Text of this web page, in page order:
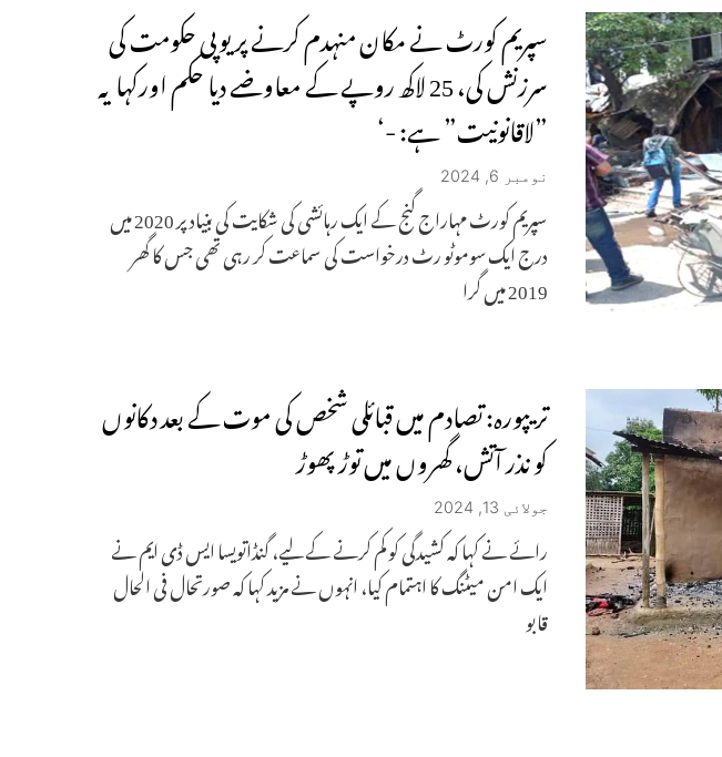
سپریم کورٹ نے مکان منہدم کرنے پر یوپی حکومت کی
سرزنش کی، 25 لاکھ روپے کے معاوضے دیا حکم اورکہا یہ
”لاقانونیت” ہے: -‘
نومبر 6, 2024
سپریم کورٹ مہاراج گنج کے ایک رہائشی کی شکایت کی بنیاد پر 2020 میں
درج ایک سوموٹو رٹ درخواست کی سماعت کر رہی تھی جس کا گھر
2019 میں گرا
تریپورہ: تصادم میں قبائلی شخص کی موت کے بعد دکانوں
کو نذر آتش، گھروں میں توڑ پھوڑ
جولائی 13, 2024
رائے نے کہا کہ کشیدگی کو کم کرنے کے لیے، گنڈاتویسا ایس ڈی ایم نے
ایک امن میٹنگ کا اہتمام کیا، انہوں نے مزید کہا کہ صورتحال فی الحال
قابو